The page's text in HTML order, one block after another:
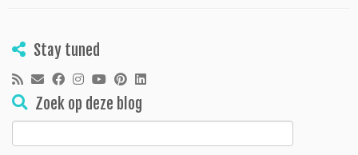
Stay tuned
Zoek op deze blog
Zoeken
naar: